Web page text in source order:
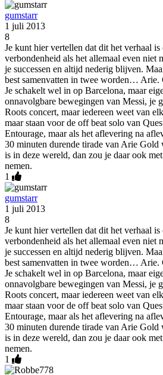
gumstarr
1 juli 2013
8
Je kunt hier vertellen dat dit het verhaal
verbondenheid als het allemaal even niet
je successen en altijd nederig blijven.
best samenvatten in twee worden… Arie.
Je schakelt wel in op Barcelona, maar
onnavolgbare bewegingen van Messi, je
Roots concert, maar iedereen weet van
maar staan voor de off beat solo van
Entourage, maar als het aflevering na
30 minuten durende tirade van Arie Gold
is in deze wereld, dan zou je daar ook
nemen.
1
gumstarr
1 juli 2013
8
Je kunt hier vertellen dat dit het verhaal
verbondenheid als het allemaal even niet
je successen en altijd nederig blijven.
best samenvatten in twee worden… Arie.
Je schakelt wel in op Barcelona, maar
onnavolgbare bewegingen van Messi, je
Roots concert, maar iedereen weet van
maar staan voor de off beat solo van
Entourage, maar als het aflevering na
30 minuten durende tirade van Arie Gold
is in deze wereld, dan zou je daar ook
nemen.
1